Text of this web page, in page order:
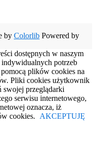
by Colorlib Powered by
dostępnych w naszym
indywidualnych potrzeb
plików cookies na
Pliki cookies użytkownik
swojej przeglądarki
serwisu internetowego,
oznacza, iż
cookies.
AKCEPTUJĘ